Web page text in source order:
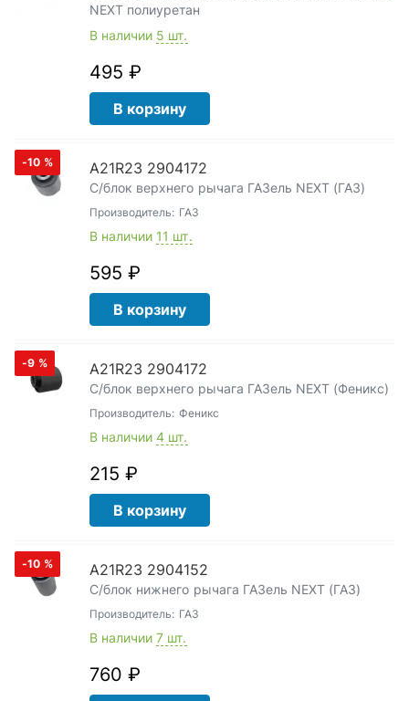
NEXT полиуретан
В наличии 5 шт.
495 ₽
В корзину
-10 % А21R23 2904172
С/блок верхнего рычага ГАЗель NEXT (ГАЗ)
Производитель: ГАЗ
В наличии 11 шт.
595 ₽
В корзину
-9 % А21R23 2904172
С/блок верхнего рычага ГАЗель NEXT (Феникс)
Производитель: Феникс
В наличии 4 шт.
215 ₽
В корзину
-10 % А21R23 2904152
С/блок нижнего рычага ГАЗель NEXT (ГАЗ)
Производитель: ГАЗ
В наличии 7 шт.
760 ₽